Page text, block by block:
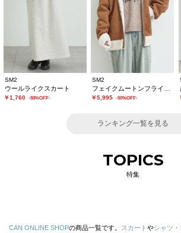
SM2
ウールライクスカート
￥1,760 -50%OFF-
SM2
￥5,995 -50%OFF-
ランキング一覧を見る
TOPICS
特集
CAN ONLINE SHOPの商品一覧です。 スカート やシャツ・